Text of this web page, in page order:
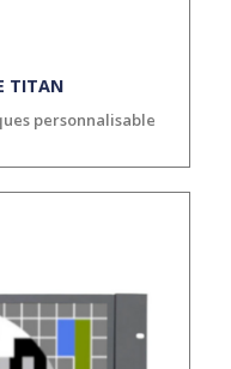
TITAN
personnalisable